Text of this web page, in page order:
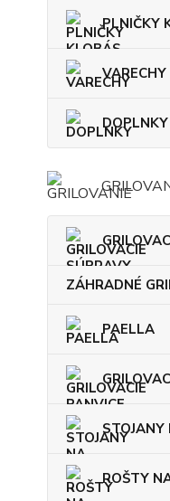
PLNIČKY
VARECHY
DOPLNKY
ZÁHRADNÉ
PAELLA
STOJANY
ROŠTY